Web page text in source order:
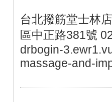
台北撥筋堂士林
區中正路381號
drbogin-
massage-and-